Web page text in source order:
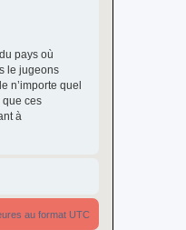
pays où
le jugeons
n’importe quel
que ces
à
au format UTC